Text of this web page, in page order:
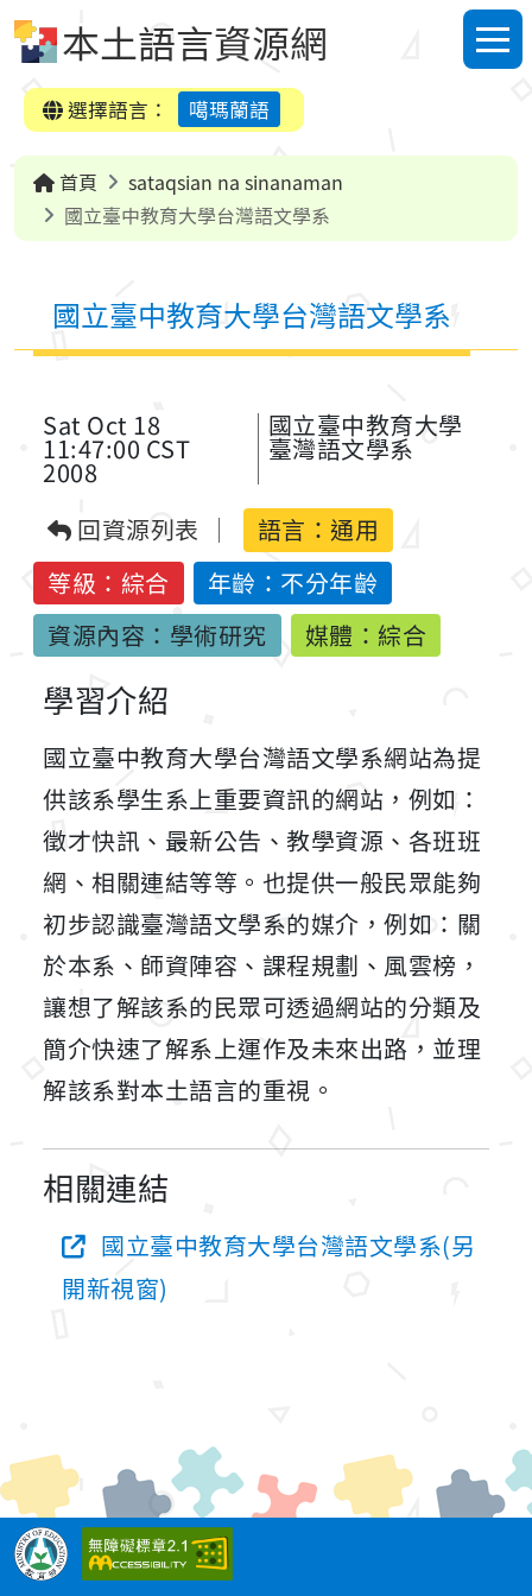
本土語言資源網
選單
選擇語言：
噶瑪蘭語
首頁
sataqsian na sinanaman
國立臺中教育大學台灣語文學系
國立臺中教育大學台灣語文學系
Sat Oct 18
11:47:00 CST
2008
國立臺中教育大學
臺灣語文學系
回資源列表 語言： 通用
等級：綜合
年齡：不分年齡
資源內容：學術研究
媒體：綜合
學習介紹
國立臺中教育大學台灣語文學系網站為提
供該系學生系上重要資訊的網站，例如：
徵才快訊、最新公告、教學資源、各班班
網、相關連結等等。也提供一般民眾能夠
初步認識臺灣語文學系的媒介，例如：關
於本系、師資陣容、課程規劃、風雲榜，
讓想了解該系的民眾可透過網站的分類及
簡介快速了解系上運作及未來出路，並理
解該系對本土語言的重視。
相關連結
國立臺中教育大學台灣語文學系(另
開新視窗)